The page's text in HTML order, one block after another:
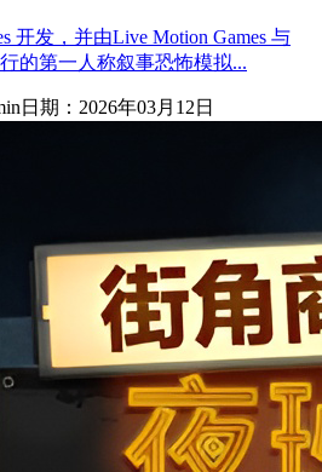
开发，并由Live Motion Games 与
的第一人称叙事恐怖模拟...
日期：2026年03月12日